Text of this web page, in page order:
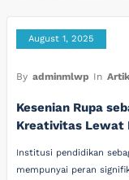
August 1, 2025
By adminmlwp In
Kesenian Rupa
Kreativitas Lewat
Institusi pendidikan
mempunyai peran